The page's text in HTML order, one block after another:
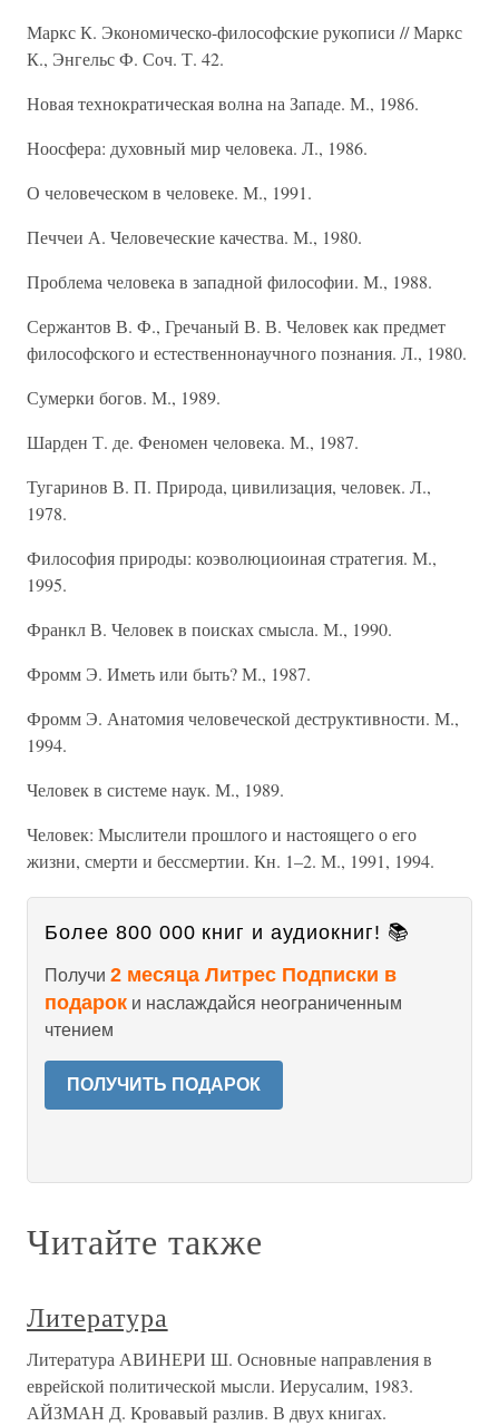
Маркс К. Экономическо-философские рукописи // Маркс
К., Энгельс Ф. Соч. Т. 42.
Новая технократическая волна на Западе. М., 1986.
Ноосфера: духовный мир человека. Л., 1986.
О человеческом в человеке. М., 1991.
Печчеи А. Человеческие качества. М., 1980.
Проблема человека в западной философии. М., 1988.
Сержантов В. Ф., Гречаный В. В. Человек как предмет
философского и естественнонаучного познания. Л., 1980.
Сумерки богов. М., 1989.
Шарден Т. де. Феномен человека. М., 1987.
Тугаринов В. П. Природа, цивилизация, человек. Л.,
1978.
Философия природы: коэволюциоиная стратегия. М.,
1995.
Франкл В. Человек в поисках смысла. М., 1990.
Фромм Э. Иметь или быть? М., 1987.
Фромм Э. Анатомия человеческой деструктивности. М.,
1994.
Человек в системе наук. М., 1989.
Человек: Мыслители прошлого и настоящего о его
жизни, смерти и бессмертии. Кн. 1–2. М., 1991, 1994.
Более 800 000 книг и аудиокниг! 📚
Получи 2 месяца Литрес Подписки в
подарок и наслаждайся неограниченным
чтением
ПОЛУЧИТЬ ПОДАРОК
Читайте также
Литература
Литература АВИНЕРИ Ш. Основные направления в
еврейской политической мысли. Иерусалим, 1983.
АЙЗМАН Д. Кровавый разлив. В двух книгах.